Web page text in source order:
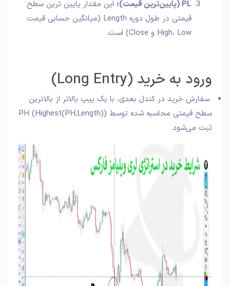
PL (پایین‌ترین قیمت):
این مقدار پایین‌ ترین سطح
قیمتی در طول دوره Length (میانگین حسابی قیمت
High، Low و Close) است.
ورود به خرید (Long Entry)
سفارش خرید در کندل بعدی، با یک پیپ بالاتر از بالاترین
سطح قیمتی محاسبه شده توسط PH (Highest(PH,Length))
ثبت می‌شود.